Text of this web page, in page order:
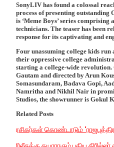
SonyLIV has found a colossal
process of presenting outstanding
is ‘Meme Boys’ series comprising
technicians. The teaser has been
response for its captivating and
Four unassuming college kids run
their oppressive college
starting a college-wide
Gautam and directed by Arun
Somasundaram, Badava Gopi,
Namritha and Nikhil Nair in
Studios, the showrunner is Gokul
Related Posts
ரசிகர்கள் கொண்டாடும்